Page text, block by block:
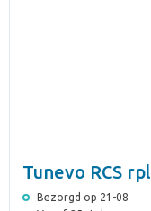
Tunevo RCS
Bezorgd op 21-08